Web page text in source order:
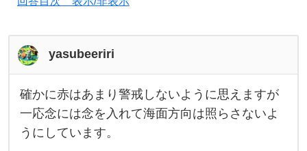
に
反
し
て
、
釣
yasubeeriri
確
か
赤
確かに赤はあまり警戒しないように思えますが
一応念には念を入れて海面方向は照らさないよ
うにしています。